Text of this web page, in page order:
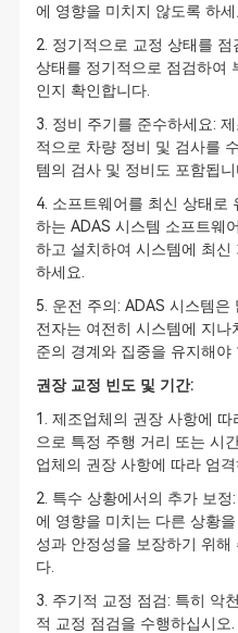
에 영향을 미치지 않도록 하세
2. 정기적으로 교정 상태를
상태를 정기적으로 점검하여
인지 확인합니다.
3. 정비 주기를 준수하세요:
적으로 차량 정비 및 검사를
템의 검사 및 정비도 포함됩니
4. 소프트웨어를 최신 상태로
하는 ADAS 시스템 소프트웨
하고 설치하여 시스템에 최신
하세요.
5. 운전 주의: ADAS 시스템
전자는 여전히 시스템에 지
준의 경계와 집중을 유지해야
권장 교정 빈도 및 기간:
1. 제조업체의 권장 사항에
으로 특정 주행 거리 또는 시
업체의 권장 사항에 따라 엄
2. 특수 상황에서의 추가 보
에 영향을 미치는 다른 상황
성과 안정성을 보장하기 위
다.
3. 주기적 교정 점검: 특히 악
적 교정 점검을 수행하십시오.